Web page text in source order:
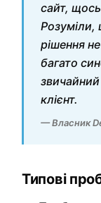
сайт,
Розуміли,
рішення
багато
клієнт.
— Власник
Типові